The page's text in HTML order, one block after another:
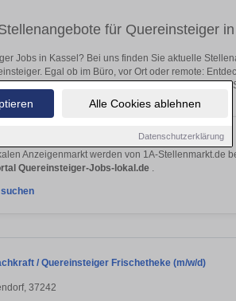
Alle Cookies ablehnen
Datenschutzerklärung
für Quereinsteiger
Jobs in Kassel? Bei uns finden Sie aktuelle
Egal ob im Büro, vor Ort oder remote:
sich direkt auf passende
im Spezialportal
Anzeigenmarkt werden von 1A-Stellenmarkt.de
Quereinsteiger-Jobs-lokal.de
/ Quereinsteiger Frischetheke (m/w/d)
37242